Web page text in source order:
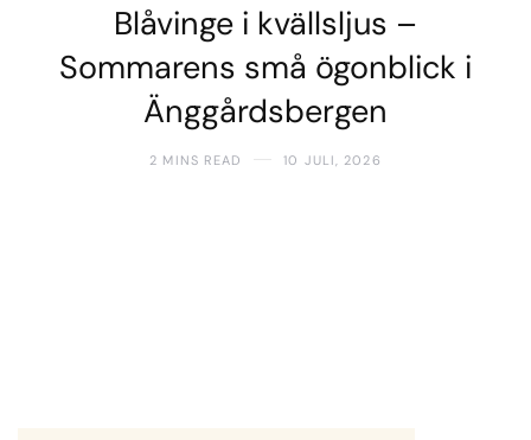
Blåvinge i kvällsljus –
Sommarens små ögonblick i
Änggårdsbergen
2 MINS READ 10 JULI, 2026